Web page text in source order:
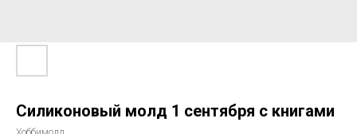
Силиконовый молд 1 сентября с книгами